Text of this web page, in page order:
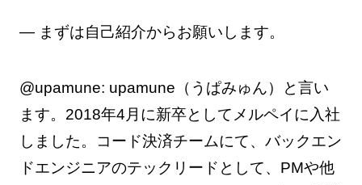
— まずは自己紹介からお願いします。
@upamune: upamune（うぱみゅん）と言い
ます。2018年4月に新卒としてメルペイに入社
しました。コード決済チームにて、バックエン
ドエンジニアのテックリードとして、PMや他